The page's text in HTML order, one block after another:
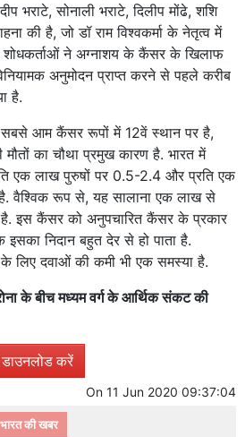
भराटे, सोनाली भराटे, दिलीप मोंढे, शशि
की है, जो डॉ राम विश्वकर्मा के नेतृत्व में
ने अग्नाशय के कैंसर के खिलाफ
अनुमोदन प्राप्त करने से पहले करीब
है.
आम कैंसर रूपों में 12वें स्थान पर है,
का चौथा प्रमुख कारण है. भारत में
एक लाख पुरुषों पर 0.5-2.4 और प्रति एक
वैश्विक रूप से, यह सालाना एक लाख से
है. इस कैंसर को अनुपचारित कैंसर के प्रकार
इसका निदान बहुत देर से हो पाता है.
लिए दवाओं की कमी भी एक समस्या है.
के बीच मध्यम वर्ग के आर्थिक संकट की
करें
On 11 Jun 2020 09:37:04
की खबर